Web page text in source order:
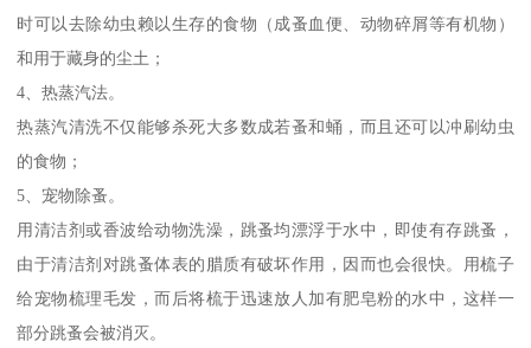
时可以去除幼虫赖以生存的食物（成蚤血便、动物碎屑等有机物）
和用于藏身的尘土；
4、热蒸汽法。
热蒸汽清洗不仅能够杀死大多数成若蚤和蛹，而且还可以冲刷幼虫
的食物；
5、宠物除蚤。
用清洁剂或香波给动物洗澡，跳蚤均漂浮于水中，即使有存跳蚤，
由于清洁剂对跳蚤体表的腊质有破坏作用，因而也会很快。用梳子
给宠物梳理毛发，而后将梳于迅速放人加有肥皂粉的水中，这样一
部分跳蚤会被消灭。